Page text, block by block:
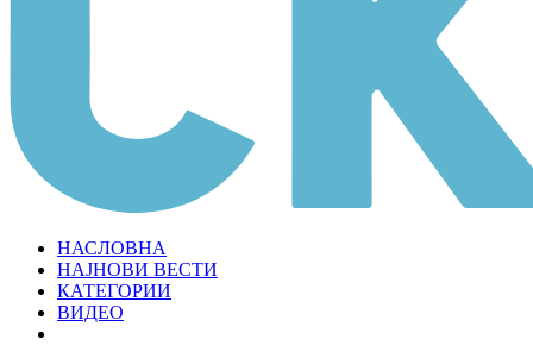
НАСЛОВНА
НАЈНОВИ ВЕСТИ
КАТЕГОРИИ
ВИДЕО